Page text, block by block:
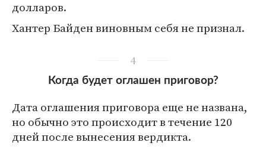
долларов.
Хантер Байден виновным себя не признал.
4
Когда будет оглашен приговор?
Дата оглашения приговора еще не названа,
но обычно это происходит в течение 120
дней после вынесения вердикта.